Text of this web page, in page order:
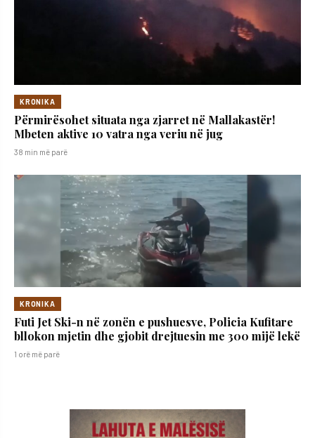
KRONIKA
Përmirësohet situata nga zjarret në Mallakastër!
Mbeten aktive 10 vatra nga veriu në jug
38 min më parë
KRONIKA
Futi Jet Ski-n në zonën e pushuesve, Policia Kufitare
bllokon mjetin dhe gjobit drejtuesin me 300 mijë lekë
1 orë më parë